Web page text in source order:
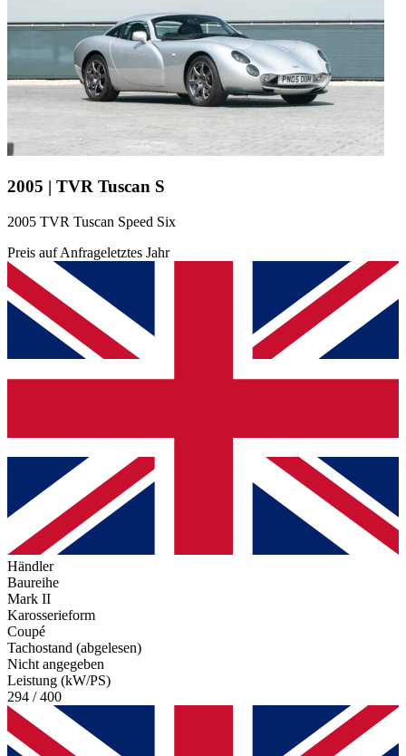
2005 | TVR Tuscan S
2005 TVR Tuscan Speed Six
Preis auf Anfrageletztes Jahr
Händler
Baureihe
Mark II
Karosserieform
Coupé
Tachostand (abgelesen)
Nicht angegeben
Leistung (kW/PS)
294 / 400